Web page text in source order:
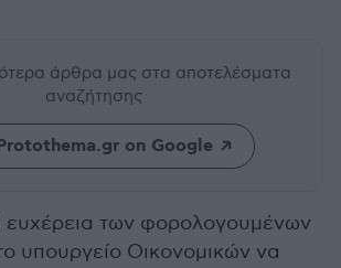
άρθρα μας στα αποτελέσματα
αναζήτησης
on Google
ευχέρεια των φορολογουμένων
υπουργείο Οικονομικών να